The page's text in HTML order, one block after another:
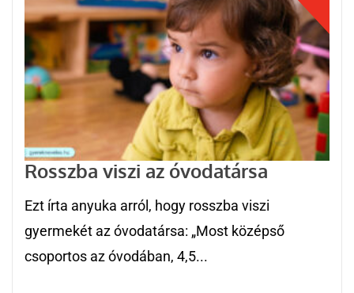
Rosszba viszi az óvodatársa
Ezt írta anyuka arról, hogy rosszba viszi
gyermekét az óvodatársa: „Most középső
csoportos az óvodában, 4,5...